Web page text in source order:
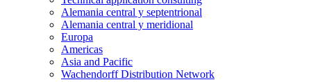
Alemania central y septentrional
Alemania central y meridional
Europa
Americas
Asia and Pacific
Wachendorff Distribution Network